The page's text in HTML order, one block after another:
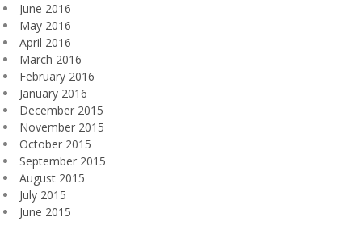
June 2016
May 2016
April 2016
March 2016
February 2016
January 2016
December 2015
November 2015
October 2015
September 2015
August 2015
July 2015
June 2015